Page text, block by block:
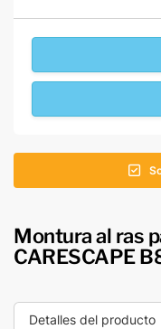
Montura al ras
CARESCAPE
Detalles del producto